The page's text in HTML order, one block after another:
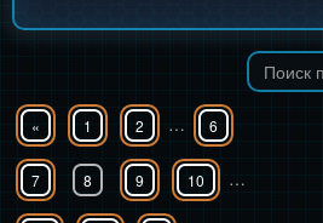
« 1 2 … 6
7 8 9 10 …